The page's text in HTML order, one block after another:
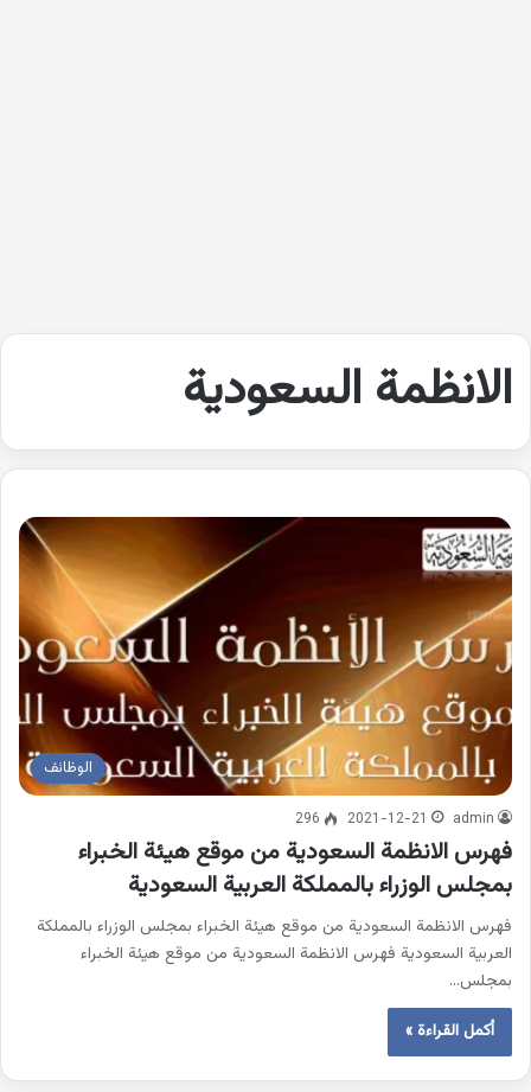
الانظمة السعودية
الوظائف
admin
2021-12-21
296
فهرس الانظمة السعودية من موقع هيئة الخبراء
بمجلس الوزراء بالمملكة العربية السعودية
فهرس الانظمة السعودية من موقع هيئة الخبراء بمجلس الوزراء بالمملكة
العربية السعودية فهرس الانظمة السعودية من موقع هيئة الخبراء
بمجلس…
أكمل القراءة »